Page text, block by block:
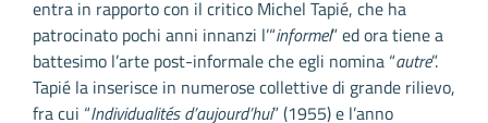
entra in rapporto con il critico Michel Tapié, che ha
patrocinato pochi anni innanzi l’“informel” ed ora tiene a
battesimo l’arte post-informale che egli nomina “autre”.
Tapié la inserisce in numerose collettive di grande rilievo,
fra cui “Individualités d’aujourd’hui” (1955) e l’anno